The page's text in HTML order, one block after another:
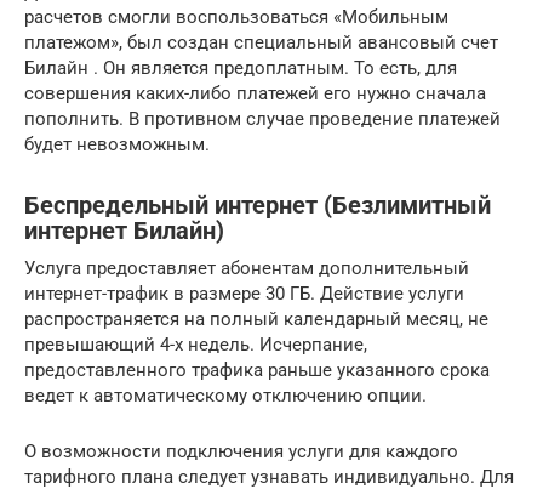
расчетов смогли воспользоваться «Мобильным
платежом», был создан специальный авансовый счет
Билайн . Он является предоплатным. То есть, для
совершения каких-либо платежей его нужно сначала
пополнить. В противном случае проведение платежей
будет невозможным.
Беспредельный интернет (Безлимитный
интернет Билайн)
Услуга предоставляет абонентам дополнительный
интернет-трафик в размере 30 ГБ. Действие услуги
распространяется на полный календарный месяц, не
превышающий 4-х недель. Исчерпание,
предоставленного трафика раньше указанного срока
ведет к автоматическому отключению опции.
О возможности подключения услуги для каждого
тарифного плана следует узнавать индивидуально. Для